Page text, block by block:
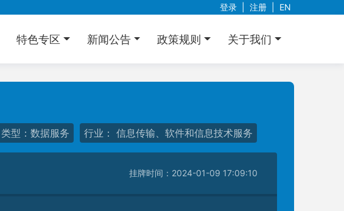
登录 注册 EN
特色专区 新闻公告 政策规则 关于我们
类型：数据服务 行业： 信息传输、软件和信息技术服务
挂牌时间：2024-01-09 17:09:10